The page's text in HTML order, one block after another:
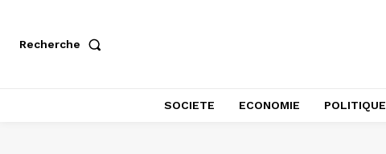
Recherche
SOCIETE ECONOMIE POLITIQUE